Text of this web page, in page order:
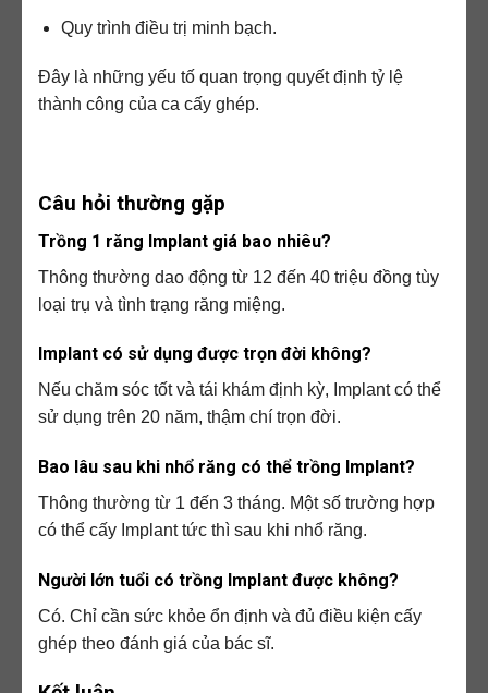
Quy trình điều trị minh bạch.
Đây là những yếu tố quan trọng quyết định tỷ lệ
thành công của ca cấy ghép.
Câu hỏi thường gặp
Trồng 1 răng Implant giá bao nhiêu?
Thông thường dao động từ 12 đến 40 triệu đồng tùy
loại trụ và tình trạng răng miệng.
Implant có sử dụng được trọn đời không?
Nếu chăm sóc tốt và tái khám định kỳ, Implant có thể
sử dụng trên 20 năm, thậm chí trọn đời.
Bao lâu sau khi nhổ răng có thể trồng Implant?
Thông thường từ 1 đến 3 tháng. Một số trường hợp
có thể cấy Implant tức thì sau khi nhổ răng.
Người lớn tuổi có trồng Implant được không?
Có. Chỉ cần sức khỏe ổn định và đủ điều kiện cấy
ghép theo đánh giá của bác sĩ.